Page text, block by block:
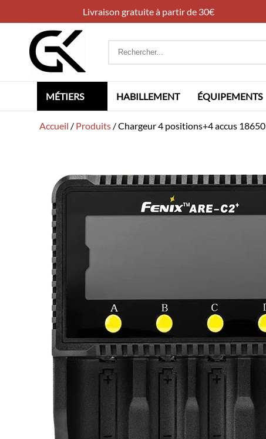
Livraison gratuite à partir de 30€
Rechercher
MÉTIERS HABILLEMENT ÉQUIPEMENTS
Accueil / Produits /Chargeur 4 positions+4 accus 18650